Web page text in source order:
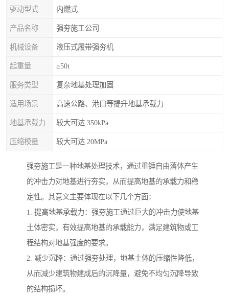
驱动型式 内燃式
产品名称 强夯施工公司
机械设备 液压式履带强夯机
起重量 ≥50t
服务类型 复杂地基处理加固
适用场景 高速公路、港口等提升地基承载力
较大可达 350kPa
压缩模量 较大可达 20MPa
强夯施工是一种地基处理技术，通过重锤自由落体产生
的冲击力对地基进行夯实，从而提高地基的承载力和稳
定性。其意义主要体现在以下几个方面：
1. 提高地基承载力：强夯施工通过巨大的冲击力使地基
土体密实，有效提高地基的承载能力，满足建筑物或工
程结构对地基强度的要求。
2. 减少沉降：通过强夯处理，地基土体的压缩性降低，
从而减少建筑物建成后的沉降量，避免不均匀沉降导致
的结构损坏。